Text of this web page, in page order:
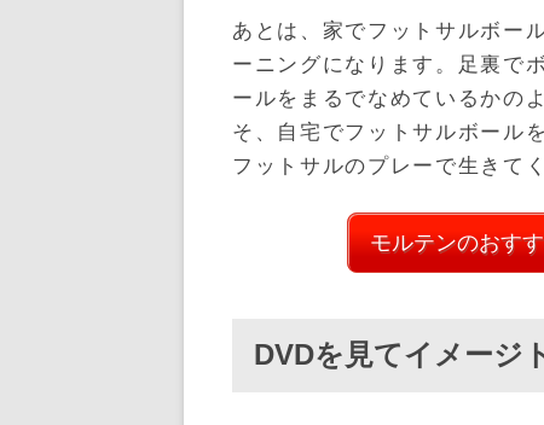
あとは、家でフットサルボー
ーニングになります。足裏で
ールをまるでなめているかの
そ、自宅でフットサルボール
フットサルのプレーで生きて
モルテンのおす
DVDを見てイメージ